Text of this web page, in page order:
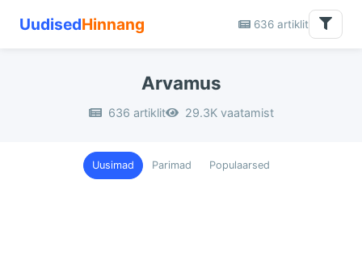
UudisedHinnang 636 artiklit
Arvamus
636 artiklit 29.3K vaatamist
Uusimad Parimad Populaarsed